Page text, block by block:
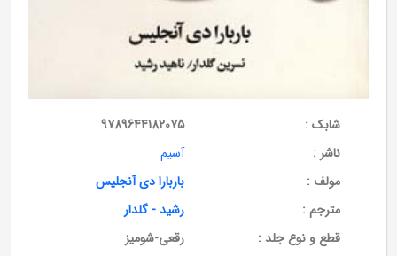
شابک :
9789644182075
ناشر :
آسیم
مولف :
باربارا دی آنجلیس
مترجم :
رشید - گلدار
قطع و نوع جلد :
رقعی-شومیز